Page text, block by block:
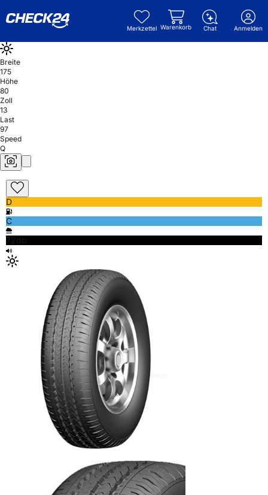
Merkzettel Warenkorb Chat Anmelden
Breite
175
Höhe
80
Zoll
13
Last
97
Speed
Q
D
C
72db